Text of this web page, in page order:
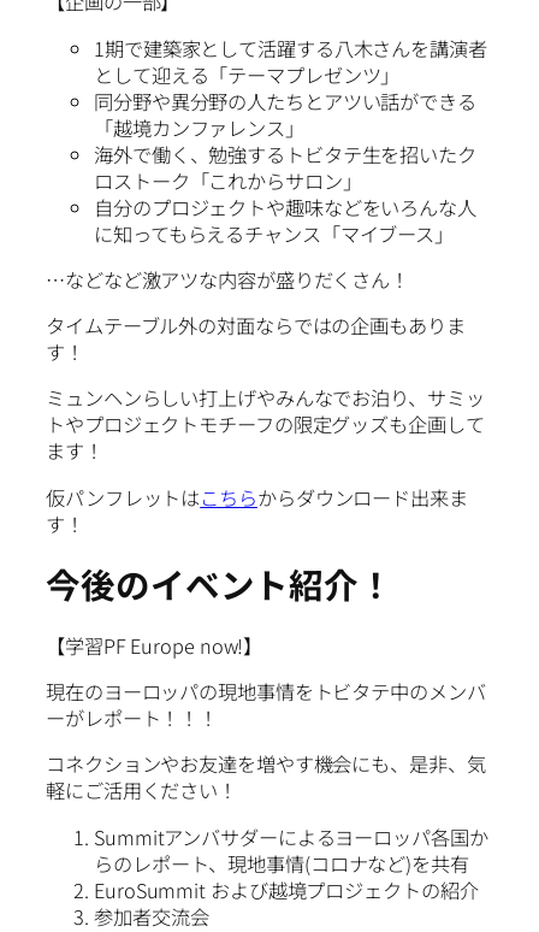
1期で建築家として活躍する八木さんを講演者
として迎える「テーマプレゼンツ」
同分野や異分野の人たちとアツい話ができる
「越境カンファレンス」
海外で働く、勉強するトビタテ生を招いたク
ロストーク「これからサロン」
自分のプロジェクトや趣味などをいろんな人
に知ってもらえるチャンス「マイブース」
…などなど激アツな内容が盛りだくさん！
タイムテーブル外の対面ならではの企画もありま
す！
ミュンヘンらしい打上げやみんなでお泊り、サミッ
トやプロジェクトモチーフの限定グッズも企画して
ます！
仮パンフレットはこちらからダウンロード出来ま
す！
今後のイベント紹介！
【学習PF Europe now!】
現在のヨーロッパの現地事情をトビタテ中のメンバ
ーがレポート！！！
コネクションやお友達を増やす機会にも、是非、気
軽にご活用ください！
Summitアンバサダーによるヨーロッパ各国か
らのレポート、現地事情(コロナなど)を共有
EuroSummit および越境プロジェクトの紹介
参加者交流会